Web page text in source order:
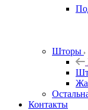
Шторы
Контакты